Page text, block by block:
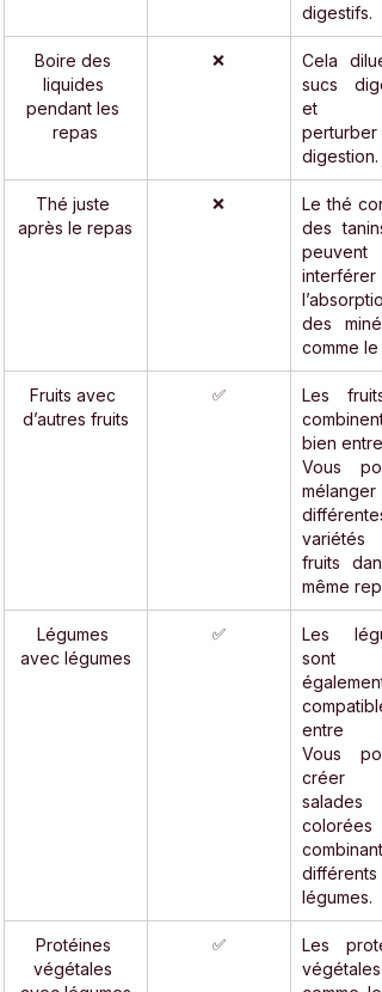
digestifs.
Boire des
liquides
pendant les
repas
❌
Cela
sucs
et
digestion.
Thé juste
après le repas
❌
Le thé
des
peuvent
interférer
des
comme le
Fruits avec
d’autres fruits
✅
Les
combinent
bien entre
Vous
mélanger
différentes
fruits
même
Légumes
avec légumes
✅
Les
sont
également
entre
Vous
créer
salades
combinant
différents
légumes.
Protéines
végétales
✅
Les
végétales,